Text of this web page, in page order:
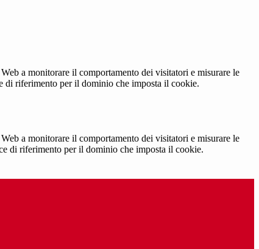
a monitorare il comportamento dei visitatori e misurare le
di riferimento per il dominio che imposta il cookie.
a monitorare il comportamento dei visitatori e misurare le
di riferimento per il dominio che imposta il cookie.